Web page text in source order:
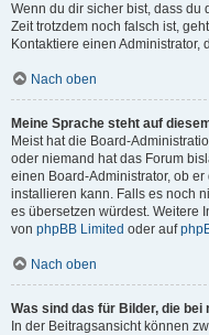
Wenn du dir sicher bist, dass du
Zeit trotzdem noch falsch ist,
Kontaktiere einen
Nach oben
Meine Sprache steht auf
Meist hat die Board-
oder niemand hat das Forum
einen Board-Administrator, ob
installieren kann. Falls es noch
es übersetzen würdest. Weitere
von phpBB Limited oder auf
Nach oben
Was sind das für Bilder, die
In der Beitragsansicht können